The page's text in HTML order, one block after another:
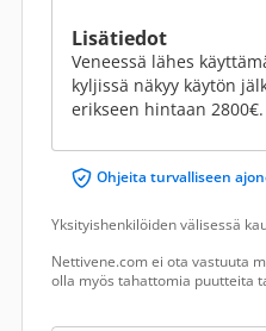
Lisätiedot
Veneessä lähes
kyljissä näkyy käytön
erikseen hintaan 2800€.
Ohjeita turvalliseen
Yksityishenkilöiden välisessä
Nettivene.com ei ota vastuuta
olla myös tahattomia puutteita